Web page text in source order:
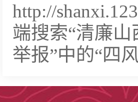
http://
端搜索“清廉
举报”中的“四